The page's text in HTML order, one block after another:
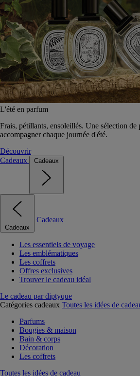
L'été en parfum
Frais, pétillants, ensoleillés. Une sélection de
accompagner chaque journée d'été.
Découvrir
Cadeaux
Cadeaux
Cadeaux
Cadeaux
Les essentiels de voyage
Les emblématiques
Les coffrets
Offres exclusives
Trouver le cadeau idéal
Le cadeau par diptyque
Catégories cadeaux Toutes les idées de
Parfums
Bougies & maison
Bain & corps
Décoration
Les coffrets
Toutes les idées de cadeau